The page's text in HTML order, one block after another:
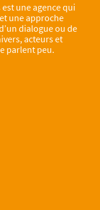
est une agence qui
une approche
dialogue ou de
acteurs et
parlent peu.